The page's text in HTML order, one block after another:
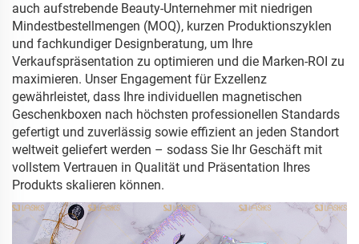
auch aufstrebende Beauty-Unternehmer mit niedrigen
Mindestbestellmengen (MOQ), kurzen Produktionszyklen
und fachkundiger Designberatung, um Ihre
Verkaufspräsentation zu optimieren und die Marken-ROI zu
maximieren. Unser Engagement für Exzellenz
gewährleistet, dass Ihre individuellen magnetischen
Geschenkboxen nach höchsten professionellen Standards
gefertigt und zuverlässig sowie effizient an jeden Standort
weltweit geliefert werden – sodass Sie Ihr Geschäft mit
vollstem Vertrauen in Qualität und Präsentation Ihres
Produkts skalieren können.